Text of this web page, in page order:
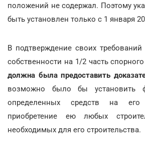
положений не содержал. Поэтому
быть установлен только с 1 января
В подтверждение своих
собственности на 1/2 часть
должна была предоставить
возможно было бы установить
определенных средств на
приобретение ею любых
необходимых для его строительства.